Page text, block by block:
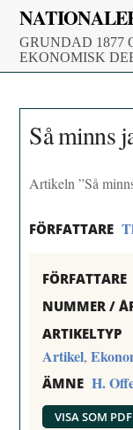
Skip
content
GRUNDAD 1877
EKONOMISK
Så minns
Artikeln ”Så
FÖRFATTARE
FÖRFATTARE
NUMMER /
ARTIKELTYP
Artikel,
ÄMNE H.
VISA SOM PDF